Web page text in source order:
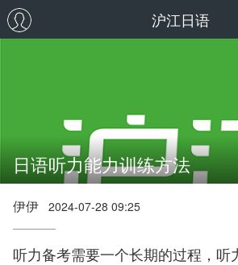
沪江日语
日语听力能力训练方法
伊伊 2024-07-28 09:25
听力备考需要一个长期的过程，听